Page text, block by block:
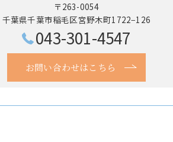
〒263-0054
千葉県千葉市稲毛区宮野木町1722−126
043-301-4547
お問い合わせはこちら